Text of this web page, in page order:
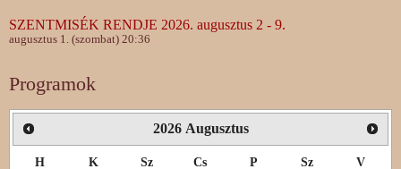
SZENTMISÉK RENDJE 2026. augusztus 2 - 9.
augusztus 1. (szombat) 20:36
Programok
2026 Augusztus
H K Sz Cs P Sz V